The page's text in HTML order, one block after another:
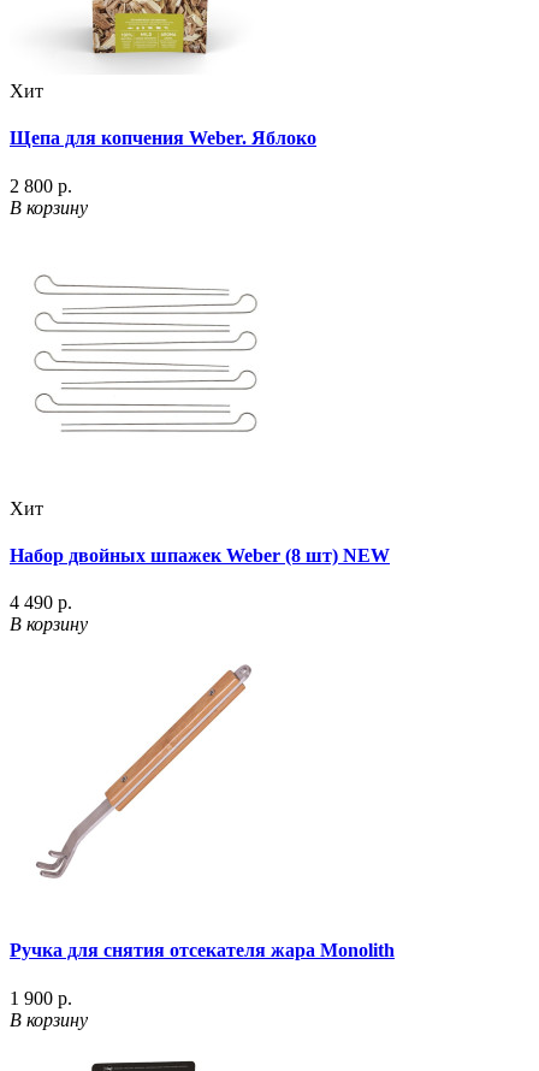
Хит
Щепа для копчения Weber. Яблоко
2 800 р.
В корзину
Хит
Набор двойных шпажек Weber (8 шт) NEW
4 490 р.
В корзину
Ручка для снятия отсекателя жара Monolith
1 900 р.
В корзину